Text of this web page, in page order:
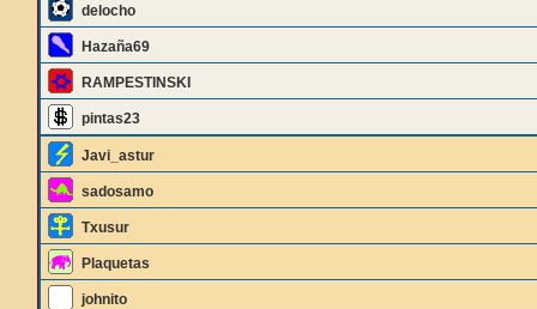
delocho
Hazaña69
RAMPESTINSKI
pintas23
Javi_astur
sadosamo
Txusur
Plaquetas
johnito